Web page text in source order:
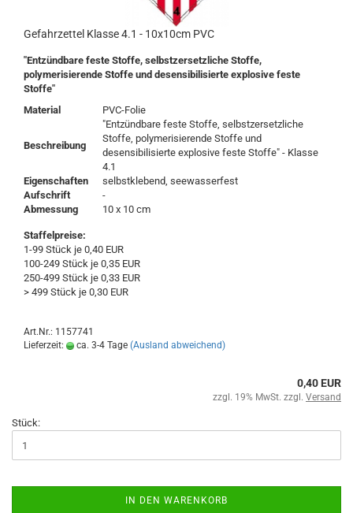
Gefahrzettel Klasse 4.1 - 10x10cm PVC
"Entzündbare feste Stoffe, selbstzersetzliche Stoffe,
polymerisierende Stoffe und desensibilisierte explosive feste
Stoffe"
Material
PVC-Folie
Beschreibung
"Entzündbare feste Stoffe, selbstzersetzliche
Stoffe, polymerisierende Stoffe und
desensibilisierte explosive feste Stoffe" - Klasse
4.1
Eigenschaften
selbstklebend, seewasserfest
Aufschrift
-
Abmessung
10 x 10 cm
Staffelpreise:
1-99 Stück je 0,40 EUR
100-249 Stück je 0,35 EUR
250-499 Stück je 0,33 EUR
> 499 Stück je 0,30 EUR
Art.Nr.: 1157741
Lieferzeit:
ca. 3-4 Tage (Ausland abweichend)
0,40 EUR
zzgl. 19% MwSt. zzgl. Versand
Stück:
IN DEN WARENKORB